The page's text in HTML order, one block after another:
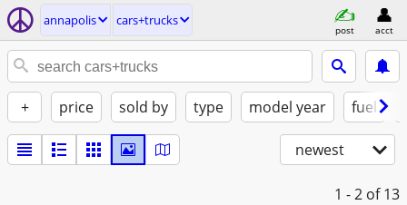
annapolis cars+trucks
post acct
+ price sold by type model year fuel
newest
1 - 2 of 13